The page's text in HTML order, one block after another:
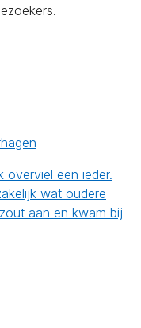
overviel een ieder.
wat oudere
aan en kwam bij